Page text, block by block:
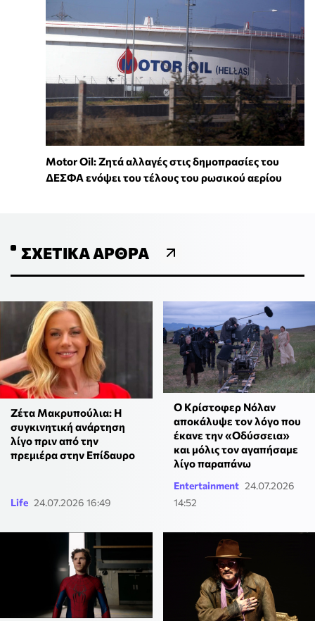
Motor Oil: Ζητά αλλαγές στις δημοπρασίες του
ΔΕΣΦΑ ενόψει του τέλους του ρωσικού αερίου
ΣΧΕΤΙΚΆ ΆΡΘΡΑ
Ζέτα Μακρυπούλια: Η
συγκινητική ανάρτηση
λίγο πριν από την
πρεμιέρα στην Επίδαυρο
Life 24.07.2026 16:49
Ο Κρίστοφερ Νόλαν
αποκάλυψε τον λόγο που
έκανε την «Οδύσσεια»
και μόλις τον αγαπήσαμε
λίγο παραπάνω
Entertainment 24.07.2026
14:52